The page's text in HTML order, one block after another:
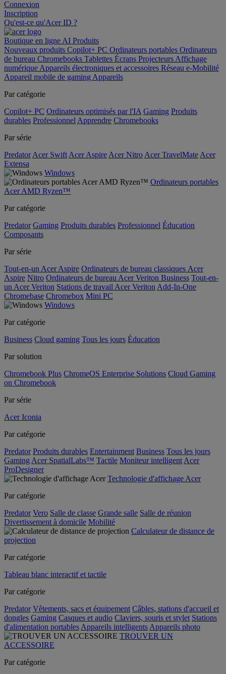
Connexion
Inscription
Qu'est-ce qu'Acer ID ?
Boutique en ligne AI Produits
Nouveaux produits Copilot+ PC Ordinateurs portables Ordinateurs
de bureau Chromebooks Tablettes Écrans Projecteurs Affichage
numérique Appareils électroniques et accessoires Réseau e-Mobilité
Appareil mobile de gaming Appareils
Par catégorie
Copilot+ PC Ordinateurs optimisés par l'IA Gaming Produits
durables Professionnel Apprendre Chromebooks
Par série
Predator Acer Swift Acer Aspire Acer Nitro Acer TravelMate Acer
Extensa
Windows
Ordinateurs portables
Acer AMD Ryzen™
Par catégorie
Predator Gaming Produits durables Professionnel Éducation
Composants
Par série
Tout-en-un Acer Aspire Ordinateurs de bureau classiques Acer
Aspire Nitro Ordinateurs de bureau Acer Veriton Business Tout-en-
un Acer Veriton Stations de travail Acer Veriton Add-In-One
Chromebase Chromebox Mini PC
Windows
Par catégorie
Business Cloud gaming Tous les jours Éducation
Par solution
Chromebook Plus ChromeOS Enterprise Solutions Cloud Gaming
on Chromebook
Par série
Acer Iconia
Par catégorie
Predator Produits durables Entertainment Business Tous les jours
Gaming Acer SpatialLabs™ Tactile Moniteur intelligent Acer
ProDesigner
Technologie d'affichage Acer
Par catégorie
Predator Vero Salle de classe Grande salle Salle de réunion
Divertissement à domicile Mobilité
Calculateur de distance de
projection
Par catégorie
Tableau blanc interactif et tactile
Par catégorie
Predator Vêtements, sacs et équipement Câbles, stations d'accueil et
dongles Gaming Casques et audio Claviers, souris et stylet Stations
d'alimentation portables Appareils intelligents Appareils photo
TROUVER UN
ACCESSOIRE
Par catégorie